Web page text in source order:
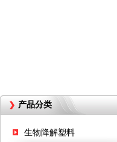
产品分类
生物降解塑料